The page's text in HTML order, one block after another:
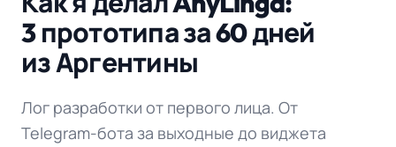
3 прототипа за 60 дней
из Аргентины
Лог разработки от первого лица. От
Telegram-бота за выходные до виджета